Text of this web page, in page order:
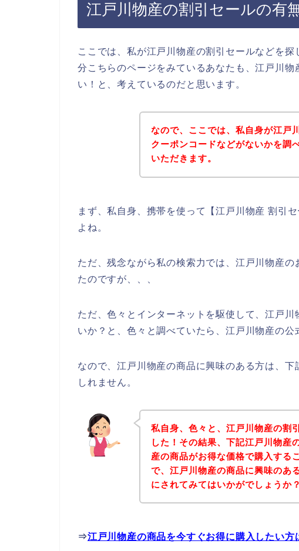
江戸川物産の割引セールの有
ここでは、私が江戸川物産の割引セールなどを
分こちらのページをみているあなたも、江戸川
い！と、考えているのだと思います。
なので、ここでは、私自身が江戸
クーポンコードなどがないかを調
いただきます。
まず、私自身、携帯を使って【江戸川物産 割引
よね。
ただ、残念ながら私の検索力では、江戸川物産
たのですが、、、
ただ、色々とインターネットを駆使して、江戸
いか？と、色々と調べていたら、江戸川物産の
なので、江戸川物産の商品に興味のある方は、
しれません。
私自身、色々と、江戸川物産の割
した！その結果、下記江戸川物産
産の商品がお得な価格で購入する
で、江戸川物産の商品に興味のあ
にされてみてはいかがでしょうか？
⇒江戸川物産の商品を今すぐお得に購入したい方